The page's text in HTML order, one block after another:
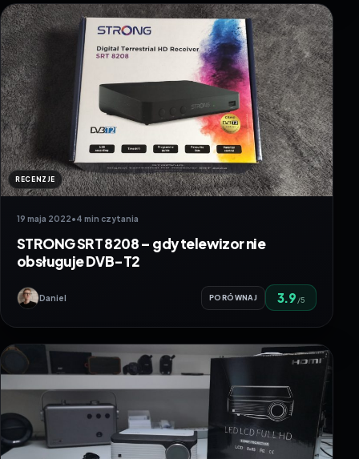
RECENZJE
19 maja 2022•4 min czytania
STRONG SRT 8208 – gdy telewizor nie
obsługuje DVB-T2
Daniel PORÓWNAJ 3.9 /5